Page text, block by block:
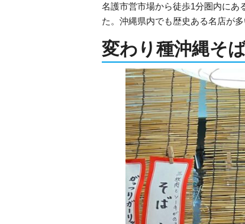
名護市営市場から徒歩1分圏内にあ
た。沖縄県内でも歴史ある名店が
変わり種沖縄そ